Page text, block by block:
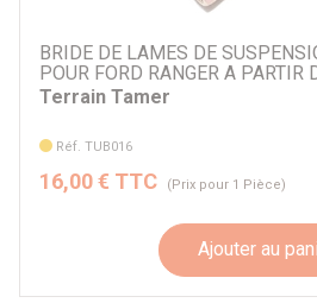
BRIDE DE LAMES DE
POUR FORD RANGER A PARTIR
Terrain Tamer
Réf. TUB016
16,00 € TTC (Prix pour 1 Pièce)
Ajouter au